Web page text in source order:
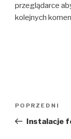
przeglądarce
kolejnych
POPRZEDNI
Instalacje